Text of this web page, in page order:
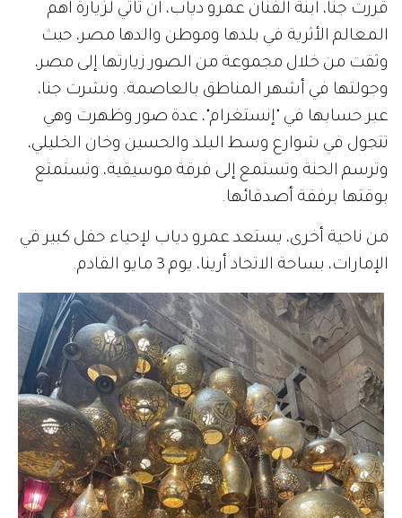
قررت جنا، ابنة الفنان عمرو دياب، أن تأتي لزيارة أهم
المعالم الأثرية في بلدها وموطن والدها مصر، حيث
وثقت من خلال مجموعة من الصور زيارتها إلى مصر،
وجولتها في أشهر المناطق بالعاصمة. ونشرت جنا،
عبر حسابها في "إنستغرام"، عدة صور وظهرت وهي
تتجول في شوارع وسط البلد والحسين وخان الخليلي،
وترسم الحنة وتستمع إلى فرقة موسيقية، وتستمتع
بوقتها برفقة أصدقائها.
من ناحية أخرى، يستعد عمرو دياب لإحياء حفل كبير في
الإمارات، بساحة الاتحاد أرينا، يوم 3 مايو القادم.